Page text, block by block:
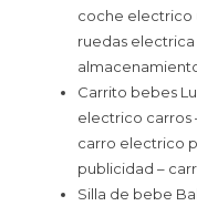
coche electrico
ruedas electrica
Carrito bebes
electrico carros
carro electrico
publicidad –
Silla de bebe